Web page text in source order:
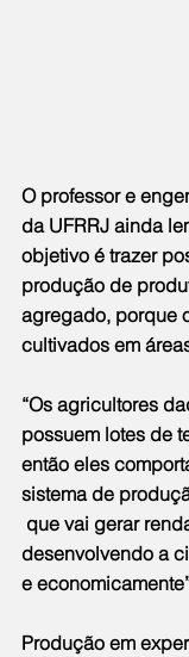
O professor e
da UFRRJ ainda
objetivo é trazer
produção de
agregado, porque
cultivados em
“Os agricultores
possuem lotes de
então eles
sistema de
que vai gerar
desenvolvendo a
e
Produção em